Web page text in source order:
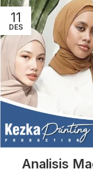
11
DES
Analisis